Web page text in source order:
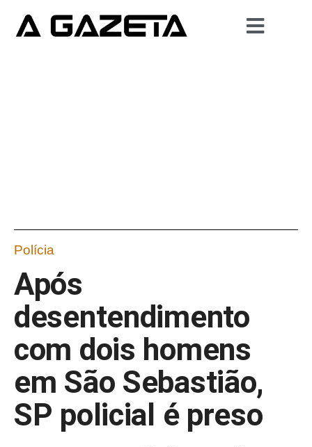
Polícia
Após
desentendimento
com dois homens
em São Sebastião,
SP policial é preso